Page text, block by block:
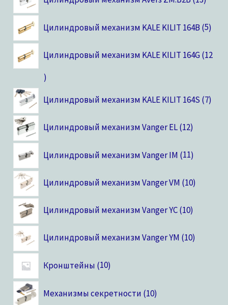
Цилиндровый механизм KALE KILIT 164B 5
Цилиндровый механизм KALE KILIT 164G 12
Цилиндровый механизм KALE KILIT 164S 7
Цилиндровый механизм Vanger EL 12
Цилиндровый механизм Vanger IM 11
Цилиндровый механизм Vanger VM 10
Цилиндровый механизм Vanger YC 10
Цилиндровый механизм Vanger YM 10
Кронштейны 10
Механизмы секретности 10